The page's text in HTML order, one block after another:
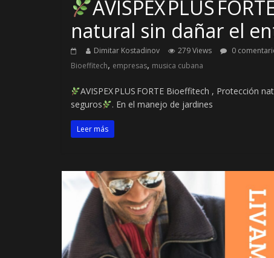
AVISPEX PLUS
natural sin dañar el
Dimitar Kostadinov 279 Views 0
Bioeffitech, empresas, musica cubana
AVISPEX PLUS FORTE Bioeffitech , Protección
seguros
. En el manejo de jardines
Leer más